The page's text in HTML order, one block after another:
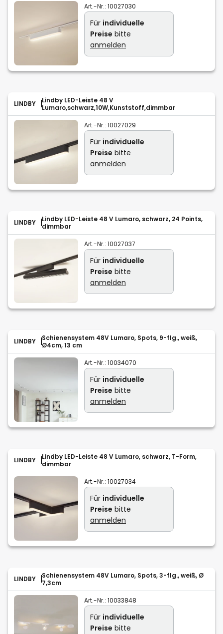
Art.-Nr.: 10027030
Für individuelle
Preise bitte
anmelden
LINDBY
Lindby LED-Leiste 48 V
Lumaro,schwarz,10W,Kunststoff,dimmbar
Art.-Nr.: 10027029
Für individuelle
Preise bitte
anmelden
LINDBY
Lindby LED-Leiste 48 V Lumaro, schwarz, 24 Points,
dimmbar
Art.-Nr.: 10027037
Für individuelle
Preise bitte
anmelden
LINDBY
Schienensystem 48V Lumaro, Spots, 9-flg., weiß,
Ø4cm, 13 cm
Art.-Nr.: 10034070
Für individuelle
Preise bitte
anmelden
LINDBY
Lindby LED-Leiste 48 V Lumaro, schwarz, T-Form,
dimmbar
Art.-Nr.: 10027034
Für individuelle
Preise bitte
anmelden
LINDBY
Schienensystem 48V Lumaro, Spots, 3-flg., weiß, Ø
7,3cm
Art.-Nr.: 10033848
Für individuelle
Preise bitte